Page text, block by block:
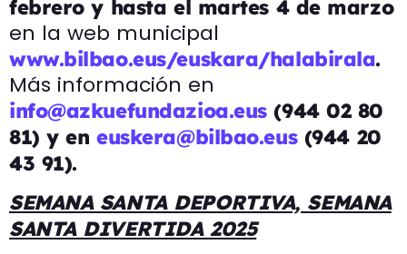
febrero y hasta el martes 4 de marzo
en la web municipal
www.bilbao.eus/euskara/halabirala.
Más información en
info@azkuefundazioa.eus(944 02 80
81) y eneuskera@bilbao.eus(944 20
43 91).
SEMANA SANTA DEPORTIVA, SEMANA
SANTA DIVERTIDA 2025